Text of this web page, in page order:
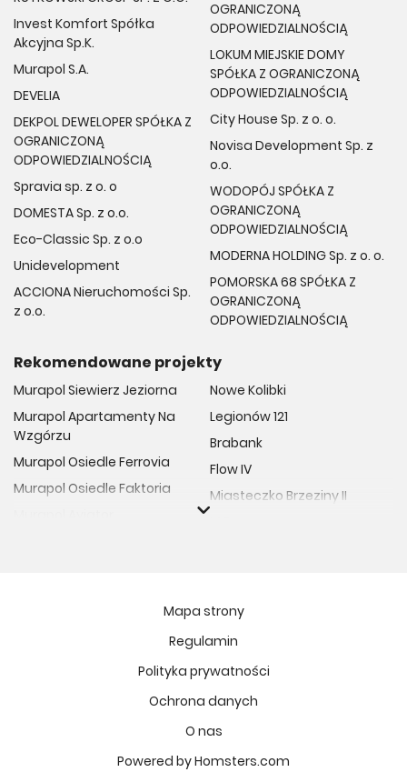
Invest Komfort Spółka
Akcyjna Sp.K.
Murapol S.A.
DEVELIA
DEKPOL DEWELOPER SPÓŁKA Z
OGRANICZONĄ
ODPOWIEDZIALNOŚCIĄ
Spravia sp. z o. o
DOMESTA Sp. z o.o.
Eco-Classic Sp. z o.o
Unidevelopment
ACCIONA Nieruchomości Sp.
z o.o.
OGRANICZONĄ
ODPOWIEDZIALNOŚCIĄ
LOKUM MIEJSKIE DOMY
SPÓŁKA Z OGRANICZONĄ
ODPOWIEDZIALNOŚCIĄ
City House Sp. z o. o.
Novisa Development Sp. z
o.o.
WODOPÓJ SPÓŁKA Z
OGRANICZONĄ
ODPOWIEDZIALNOŚCIĄ
MODERNA HOLDING Sp. z o. o.
POMORSKA 68 SPÓŁKA Z
OGRANICZONĄ
ODPOWIEDZIALNOŚCIĄ
Rekomendowane projekty
Murapol Siewierz Jeziorna
Murapol Apartamenty Na
Wzgórzu
Murapol Osiedle Ferrovia
Murapol Osiedle Faktoria
Murapol Osiedle Szafirove
Nowe Kolibki
Legionów 121
Brabank
Flow IV
Miasteczko Brzeziny II
MIASTECZKO NOVA FALA
Żywiecka Vita
Osiedle Art Park
Apartamenty Krakowska
Mapa strony
Regulamin
Polityka prywatności
Ochrona danych
O nas
Powered by Homsters.com